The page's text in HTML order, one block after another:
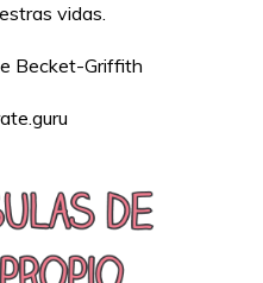
vidas.
Becket-Griffith